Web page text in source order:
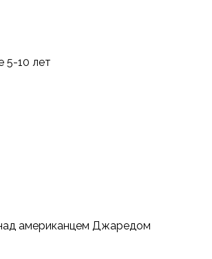
5-10 лет
американцем Джаредом